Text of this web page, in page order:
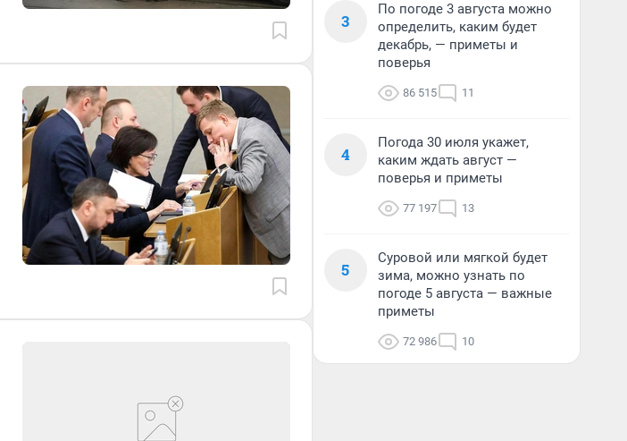
3
По погоде 3 августа можно
определить, каким будет
декабрь, — приметы и
поверья
86 515 11
4
Погода 30 июля укажет,
каким ждать август —
поверья и приметы
77 197 13
5
Суровой или мягкой будет
зима, можно узнать по
погоде 5 августа — важные
приметы
72 986 10